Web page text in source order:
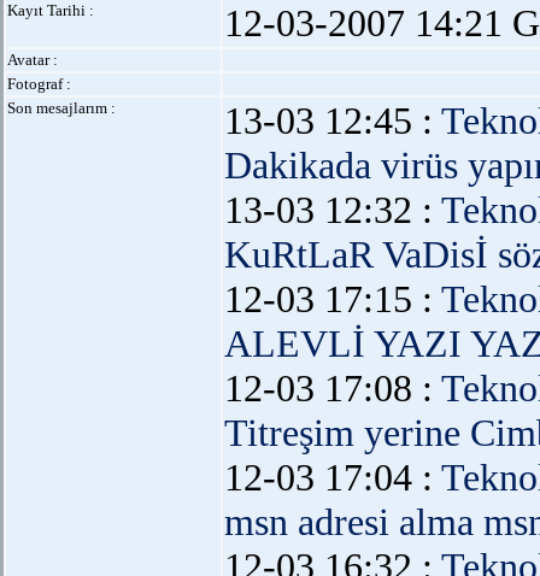
Kayıt Tarihi :
12-03-2007 14:21
Avatar :
Fotograf :
Son mesajlarım :
13-03 12:45 :
Dakikada virüs
13-03 12:32 :
KuRtLaR VaDisİ
12-03 17:15 :
ALEVLİ YAZI
12-03 17:08 :
Titreşim yerine
12-03 17:04 :
msn adresi alma
12-03 16:32 :